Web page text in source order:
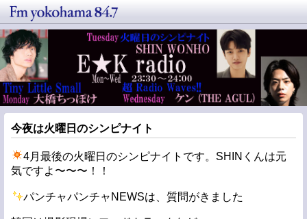
今夜は火曜日のシンピナイト
4月最後の火曜日のシンピナイトです。SHINくんは元
気ですよ〜〜〜！！
パンチャパンチャNEWSは、質問がきました